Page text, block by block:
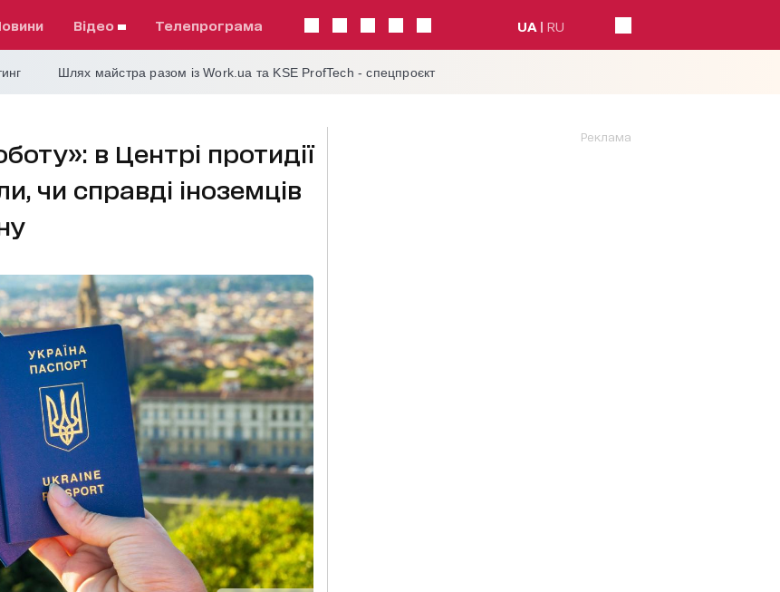
Новини відео телепрограма UA RU
Шлях майстра разом із Work.ua та KSE ProfTech - спецпроєкт
в Центрі протидії
чи справді іноземців
Реклама